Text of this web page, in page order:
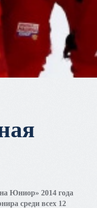
Юниор» 2014 года
среди всех 12